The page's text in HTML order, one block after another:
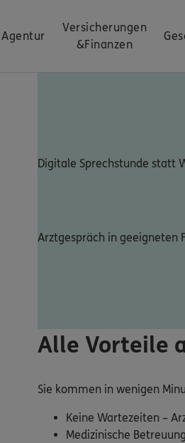
Agentur
Versicherungen
&Finanzen
Digitale Sprechstunde statt
Arztgespräch in geeigneten
Alle Vorteile
Sie kommen in wenigen
Keine Wartezeiten –
Medizinische